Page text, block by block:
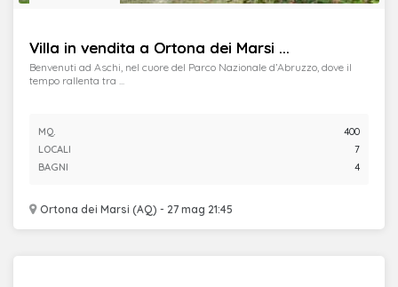
Villa in vendita a Ortona dei Marsi ...
Ortona dei Marsi (AQ) - 27 mag 21:45
Benvenuti ad Aschi, nel cuore del Parco Nazionale d’Abruzzo, dove il
tempo rallenta tra ...
MQ.
400
LOCALI
7
BAGNI
4